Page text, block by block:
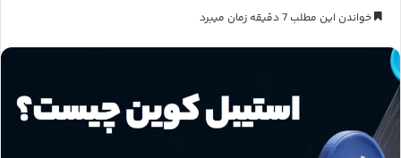
خواندن این مطلب 7 دقیقه زمان میبرد